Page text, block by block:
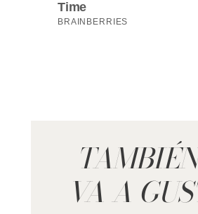
VA A